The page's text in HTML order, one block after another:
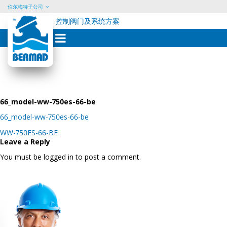
Skip
content
伯尔梅特子公司
控制阀门及系统方案
66_model-ww-750es-66-be
66_model-ww-750es-66-be
Post
navigation
WW-750ES-66-BE
Leave a Reply
You must be logged in to post a comment.